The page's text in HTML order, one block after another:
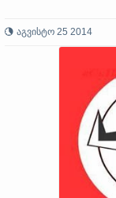
აგვისტო 25 2014